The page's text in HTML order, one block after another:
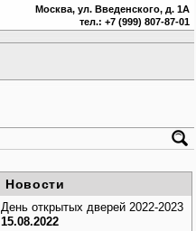
Москва, ул. Введенского, д. 1А
тел.: +7 (999) 807-87-01
Новости
День открытых дверей 2022-2023
15.08.2022